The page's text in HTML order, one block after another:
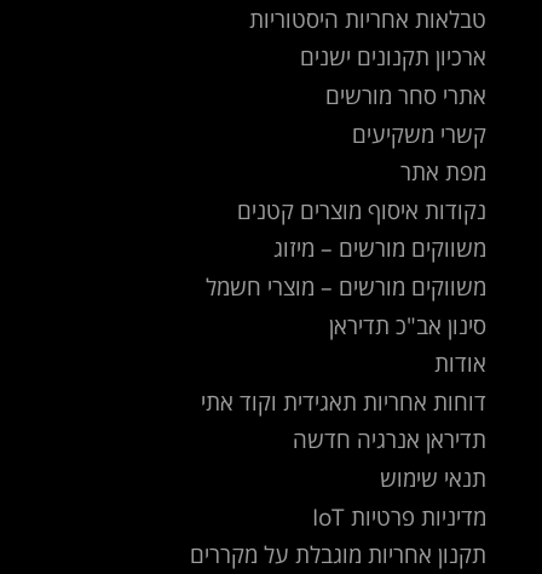
טבלאות אחריות היסטוריות
ארכיון תקנונים ישנים
אתרי סחר מורשים
קשרי משקיעים
מפת אתר
נקודות איסוף מוצרים קטנים
משווקים מורשים – מיזוג
משווקים מורשים – מוצרי חשמל
סינון אב"כ תדיראן
אודות
דוחות אחריות תאגידית וקוד אתי
תדיראן אנרגיה חדשה
תנאי שימוש
מדיניות פרטיות IoT
תקנון אחריות מוגבלת על מקררים